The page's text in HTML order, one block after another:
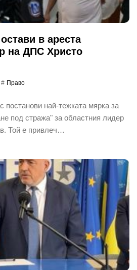
в ареста
на ДПС Христо
Право
постанови най-тежката мярка за
под стража" за областния лидер
Той е привлеч…